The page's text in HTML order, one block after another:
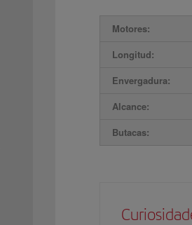
Motores:
Longitud:
Envergadura:
Alcance:
Butacas: